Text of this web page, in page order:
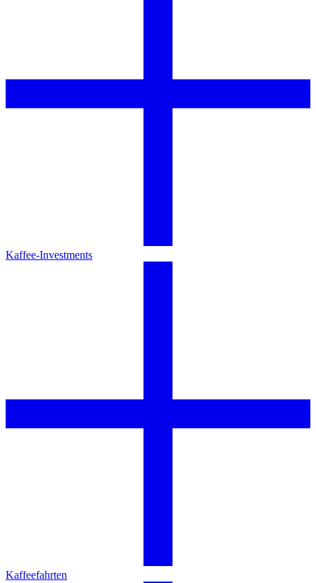
Kaffee-Investments
Kaffeefahrten